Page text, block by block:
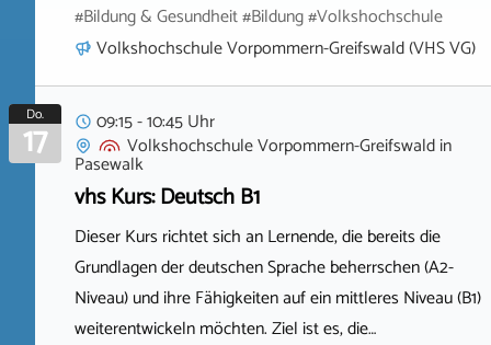
#Bildung & Gesundheit #Bildung #Volkshochschule
Volkshochschule Vorpommern-Greifswald (VHS VG)
Do.
17
09:15 - 10:45 Uhr
Volkshochschule Vorpommern-Greifswaldin
Pasewalk
vhs Kurs: Deutsch B1
Dieser Kurs richtet sich an Lernende, die bereits die
Grundlagen der deutschen Sprache beherrschen (A2-
Niveau) und ihre Fähigkeiten auf ein mittleres Niveau (B1)
weiterentwickeln möchten. Ziel ist es, die…